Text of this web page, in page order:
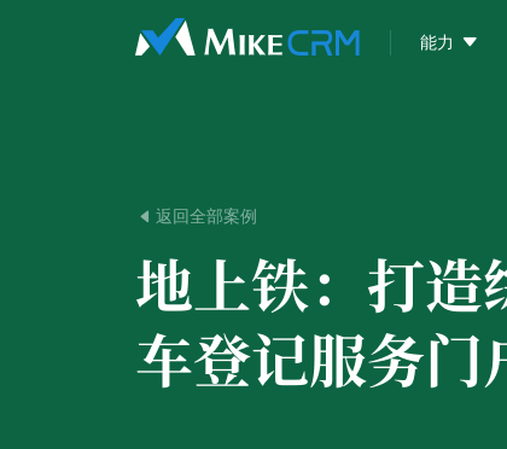
能力 
 返回全部案例
地上铁： 打造
车登记服务门